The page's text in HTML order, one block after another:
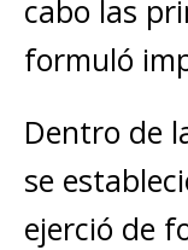
cabo las
formuló
Dentro de
se
ejerció de